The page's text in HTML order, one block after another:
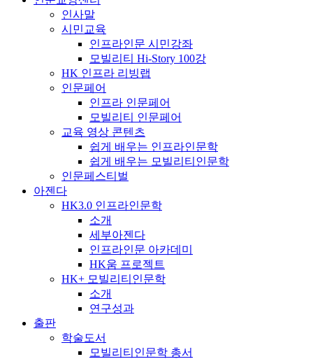
인사말
시민교육
인프라인문 시민강좌
모빌리티 Hi-Story 100강
HK 인프라 리빙랩
인문페어
인프라 인문페어
모빌리티 인문페어
교육 영상 콘텐츠
쉽게 배우는 인프라인문학
쉽게 배우는 모빌리티인문학
인문페스티벌
아젠다
HK3.0 인프라인문학
소개
세부아젠다
인프라인문 아카데미
HK움 프로젝트
HK+ 모빌리티인문학
소개
연구성과
출판
학술도서
모빌리티인문학 총서